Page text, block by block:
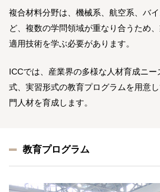
複合材料分野は、機械系、航空系、バ
ど、複数の学問領域が重なり合うため
適用技術を学ぶ必要があります。
ICCでは、産業界の多様な人材育成ニ
式、実習形式の教育プログラムを用意
門人材を育成します。
教育プログラム